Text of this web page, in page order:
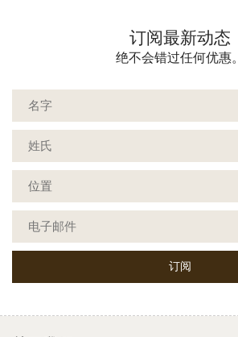
订阅最新动态
绝不会错过任何优惠。